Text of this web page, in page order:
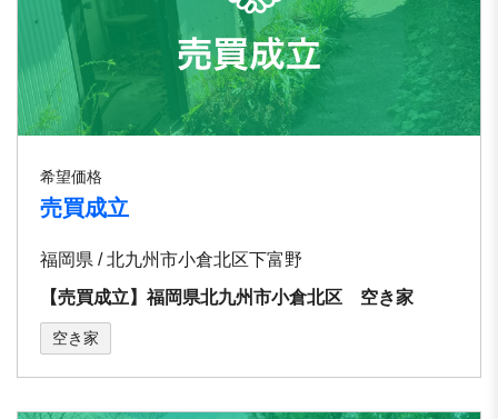
希望価格
売買成立
福岡県 / 北九州市小倉北区下富野
【売買成立】福岡県北九州市小倉北区 空き家
空き家